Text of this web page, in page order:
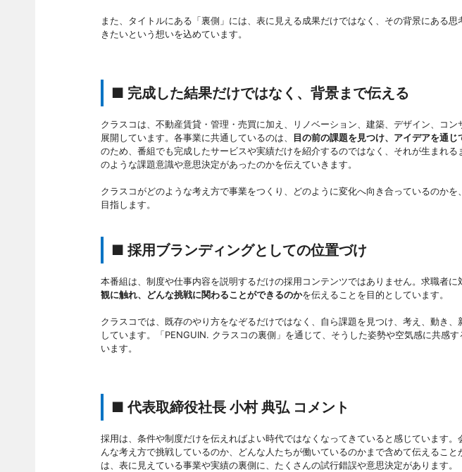
また、タイトルにある「裏側」には、表に見える成果だけではなく、その背景にある
きたいという想いを込めています。
■ 完成した結果だけではなく、背景まで伝える
クラスコは、不動産賃貸・管理・売買に加え、リノベーション、建築、デザイン、コ
展開しています。各事業に共通しているのは、
目の前の課題を見つけ、アイデアを通
のため、番組でも完成したサービスや実績だけを紹介するのではなく、それが生まれ
のような課題意識や意思決定があったのかを伝えていきます。
クラスコがどのような考え方で事業をつくり、どのように変化へ向き合っているのか
目指します。
■ 採用ブランディングとしての位置づけ
本番組は、制度や仕事内容を説明するだけの採用コンテンツではありません。求職者に
観に触れ、どんな挑戦に関わることができるのかを伝えることを目的としています。
クラスコでは、既存のやり方をなぞるだけではなく、自ら課題を見つけ、考え、動き
しています。「PENGUIN. クラスコの裏側」を通じて、そうした姿勢や空気感に共感
います。
■ 代表取締役社長 小村 典弘 コメント
採用は、条件や制度だけを伝えればよい時代ではなくなってきていると感じています
んな考え方で挑戦しているのか、どんな人たちが働いているのかまで含めて伝えるこ
は、表に見えている事業や実績の裏側に、たくさんの試行錯誤や意思決定があります